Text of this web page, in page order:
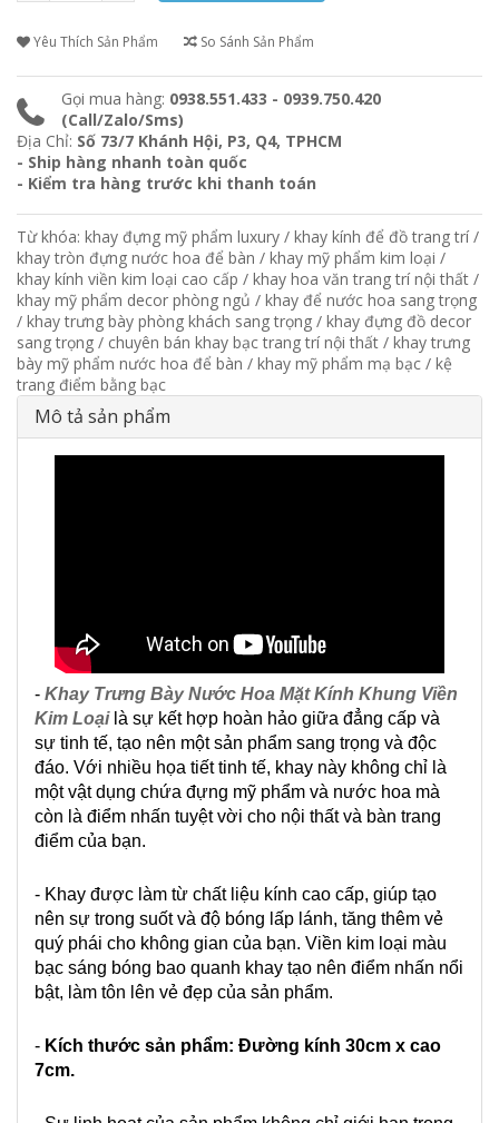
Yêu Thích Sản Phẩm So Sánh Sản Phẩm
Gọi mua hàng: 0938.551.433 - 0939.750.420
(Call/Zalo/Sms)
Địa Chỉ: Số 73/7 Khánh Hội, P3, Q4, TPHCM
- Ship hàng nhanh toàn quốc
- Kiểm tra hàng trước khi thanh toán
Từ khóa: khay đựng mỹ phẩm luxury / khay kính để đồ trang trí/
khay tròn đựng nước hoa để bàn / khay mỹ phẩm kim loại /
khay kính viền kim loại cao cấp / khay hoa văn trang trí nội thất /
khay mỹ phẩm decor phòng ngủ / khay để nước hoa sang trọng
/ khay trưng bày phòng khách sang trọng / khay đựng đồ decor
sang trọng / chuyên bán khay bạc trang trí nội thất / khay trưng
bày mỹ phẩm nước hoa để bàn / khay mỹ phẩm mạ bạc / kệ
trang điểm bằng bạc
Mô tả sản phẩm
- Khay Trưng Bày Nước Hoa Mặt Kính Khung Viền
Kim Loạilà sự kết hợp hoàn hảo giữa đẳng cấp và
sự tinh tế, tạo nên một sản phẩm sang trọng và độc
đáo. Với nhiều họa tiết tinh tế, khay này không chỉ là
một vật dụng chứa đựng mỹ phẩm và nước hoa mà
còn là điểm nhấn tuyệt vời cho nội thất và bàn trang
điểm của bạn.
- Khay được làm từ chất liệu kính cao cấp, giúp tạo
nên sự trong suốt và độ bóng lấp lánh, tăng thêm vẻ
quý phái cho không gian của bạn. Viền kim loại màu
bạc sáng bóng bao quanh khay tạo nên điểm nhấn nổi
bật, làm tôn lên vẻ đẹp của sản phẩm.
- Kích thước sản phẩm: Đường kính 30cm x cao
7cm.